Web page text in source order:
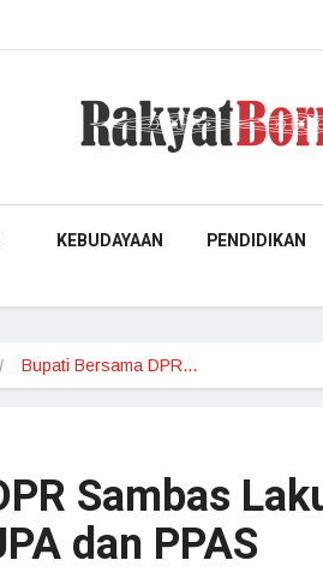
KEBUDAYAAN PENDIDIKAN
Bupati Bersama DPR…
Sambas
dan PPAS